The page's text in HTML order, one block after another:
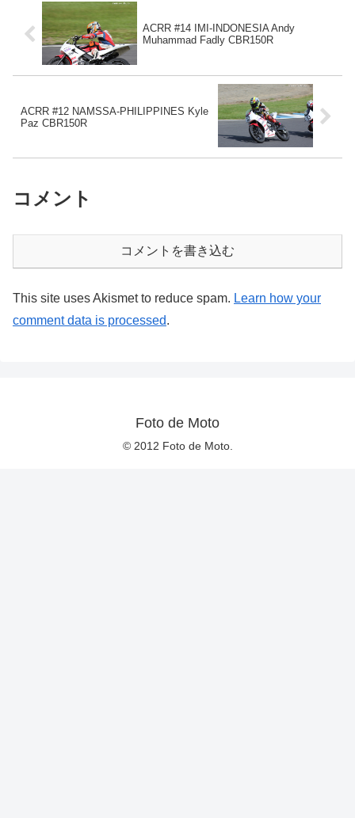
ACRR #14 IMI-INDONESIA Andy
Muhammad Fadly CBR150R
ACRR #12 NAMSSA-PHILIPPINES Kyle
Paz CBR150R
コメント
コメントを書き込む
This site uses Akismet to reduce spam. Learn how your
comment data is processed.
Foto de Moto
© 2012 Foto de Moto.